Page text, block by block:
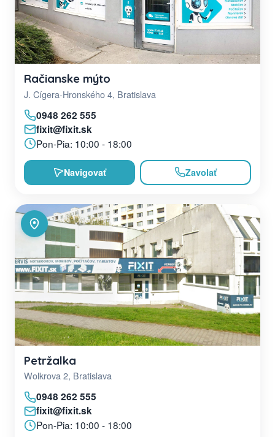
Račianske mýto
J. Cígera-Hronského 4, Bratislava
0948 262 555
fixit@fixit.sk
Pon-Pia: 10:00 - 18:00
Navigovať Zavolať
Petržalka
Wolkrova 2, Bratislava
0948 262 555
fixit@fixit.sk
Pon-Pia: 10:00 - 18:00